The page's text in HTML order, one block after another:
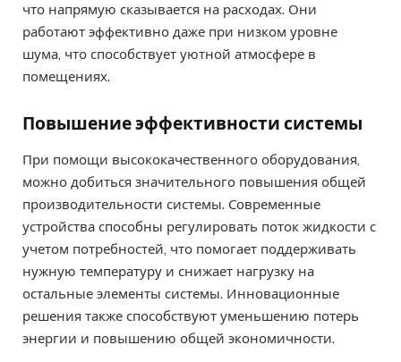
что напрямую сказывается на расходах. Они
работают эффективно даже при низком уровне
шума, что способствует уютной атмосфере в
помещениях.
Повышение эффективности системы
При помощи высококачественного оборудования,
можно добиться значительного повышения общей
производительности системы. Современные
устройства способны регулировать поток жидкости с
учетом потребностей, что помогает поддерживать
нужную температуру и снижает нагрузку на
остальные элементы системы. Инновационные
решения также способствуют уменьшению потерь
энергии и повышению общей экономичности.